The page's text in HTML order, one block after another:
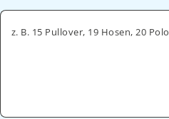
z. B. 15 Pullover, 19 Hosen, 20